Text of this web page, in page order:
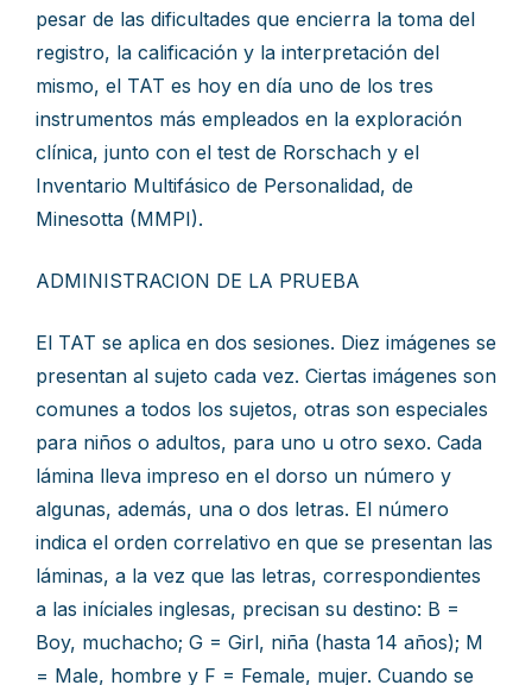
pesar de las dificultades que encierra la toma del
registro, la calificación y la interpretación del
mismo, el TAT es hoy en día uno de los tres
instrumentos más empleados en la exploración
clínica, junto con el test de Rorschach y el
Inventario Multifásico de Personalidad, de
Minesotta (MMPI).
ADMINISTRACION DE LA PRUEBA
El TAT se aplica en dos sesiones. Diez imágenes se
presentan al sujeto cada vez. Ciertas imágenes son
comunes a todos los sujetos, otras son especiales
para niños o adultos, para uno u otro sexo. Cada
lámina lleva impreso en el dorso un número y
algunas, además, una o dos letras. El número
indica el orden correlativo en que se presentan las
láminas, a la vez que las letras, correspondientes
a las iníciales inglesas, precisan su destino: B =
Boy, muchacho; G = Girl, niña (hasta 14 años); M
= Male, hombre y F = Female, mujer. Cuando se